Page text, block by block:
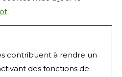
:
contribuent à rendre un
des fonctions de